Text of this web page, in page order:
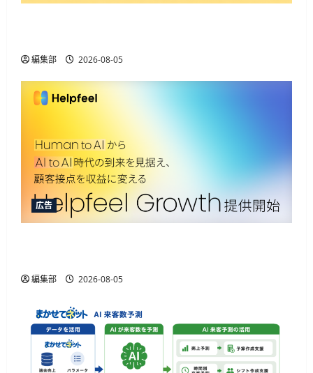
編集部 2026-08-05
広告
編集部 2026-08-05